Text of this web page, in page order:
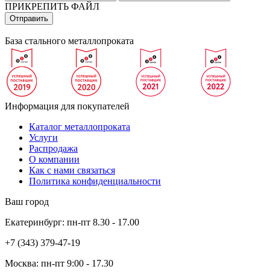
ПРИКРЕПИТЬ ФАЙЛ
База стального металлопроката
Информация для покупателей
Каталог металлопроката
Услуги
Распродажа
О компании
Как с нами связаться
Политика конфиденциальности
Ваш город
Екатеринбург: пн-пт 8.30 - 17.00
+7 (343) 379-47-19
Москва: пн-пт 9:00 - 17.30